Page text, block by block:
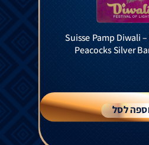
Suisse Pamp Diwali
Peacocks Silver
לסל